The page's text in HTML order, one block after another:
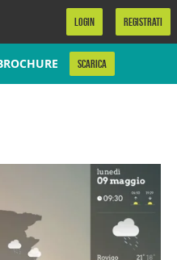
LOGIN REGISTRATI
SCARICA